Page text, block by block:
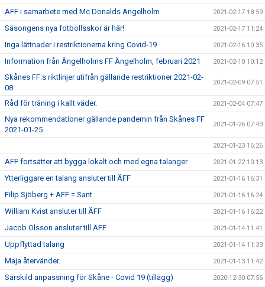
ÄFF i samarbete med Mc Donalds Ängelholm 2021-02-17 18:59
Säsongens nya fotbollsskor är här! 2021-02-17 11:24
Inga lättnader i restriktionerna kring Covid-19 2021-02-16 10:35
Information från Ängelholms FF Ängelholm, februari 2021 2021-02-10 10:12
Skånes FF:s riktlinjer utifrån gällande restriktioner 2021-02-
08
2021-02-09 07:51
Råd för träning i kallt väder. 2021-02-04 07:47
Nya rekommendationer gällande pandemin från Skånes FF
2021-01-25
2021-01-26 07:43
2021-01-23 16:26
ÄFF fortsätter att bygga lokalt och med egna talanger 2021-01-22 10:13
Ytterliggare en talang ansluter till ÄFF 2021-01-16 16:31
Filip Sjöberg + ÄFF = Sant 2021-01-16 16:24
William Kvist ansluter till ÄFF 2021-01-16 16:22
Jacob Olsson ansluter till ÄFF 2021-01-14 11:41
Uppflyttad talang 2021-01-14 11:33
Maja återvänder. 2021-01-13 11:42
Särskild anpassning för Skåne - Covid 19 (tillägg) 2020-12-30 07:56